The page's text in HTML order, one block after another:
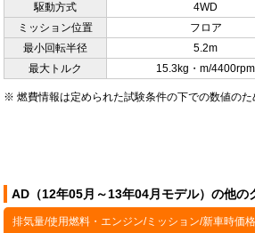
駆動方式
4WD
ミッション位置
フロア
最小回転半径
5.2m
最大トルク
15.3kg・m/4400rpm
※ 燃費情報は定められた試験条件の下での数値の
AD（12年05月～13年04月モデル）の他の
排気量/使用燃料・エンジン/ミッション/新車時価格